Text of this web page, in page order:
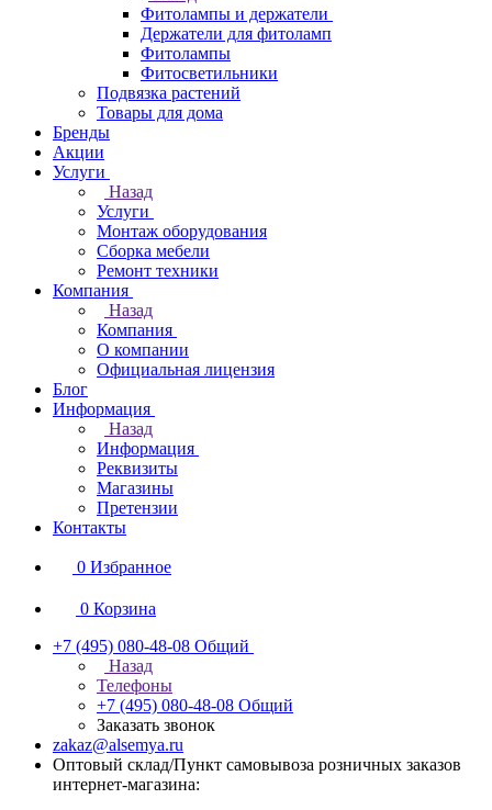
Фитолампы и держатели
Держатели для фитоламп
Фитолампы
Фитосветильники
Подвязка растений
Товары для дома
Бренды
Акции
Услуги
Назад
Услуги
Монтаж оборудования
Сборка мебели
Ремонт техники
Компания
Назад
Компания
О компании
Официальная лицензия
Блог
Информация
Назад
Информация
Реквизиты
Магазины
Претензии
Контакты
0 Избранное
0 Корзина
+7 (495) 080-48-08 Общий
Назад
Телефоны
+7 (495) 080-48-08 Общий
Заказать звонок
zakaz@alsemya.ru
Оптовый склад/Пункт самовывоза розничных заказов
интернет-магазина: